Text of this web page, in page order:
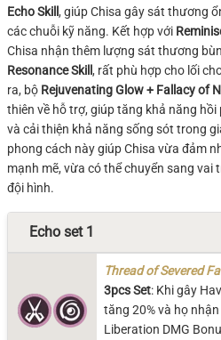
Echo Skill, giúp Chisa gây sát thương
các chuỗi kỹ năng. Kết hợp với
Chisa nhận thêm lượng sát thương
Resonance Skill, rất phù hợp cho lối
ra, bộ Rejuvenating Glow + Fallacy of
thiên về hỗ trợ, giúp tăng khả năng
và cải thiện khả năng sống sót trong
phong cách này giúp Chisa vừa đảm
mạnh mẽ, vừa có thể chuyển sang vai
đội hình.
Echo set 1
Thread of Severed
3pcs Set: Khi gây
tăng 20% và họ
Liberation DMG